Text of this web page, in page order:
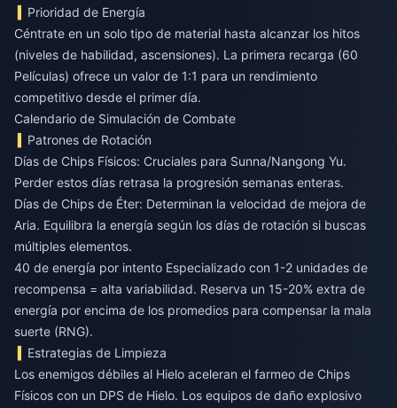
Prioridad de Energía
Céntrate en un solo tipo de material hasta alcanzar los hitos
(niveles de habilidad, ascensiones). La primera recarga (60
Películas) ofrece un valor de 1:1 para un rendimiento
competitivo desde el primer día.
Calendario de Simulación de Combate
Patrones de Rotación
Días de Chips Físicos: Cruciales para Sunna/Nangong Yu.
Perder estos días retrasa la progresión semanas enteras.
Días de Chips de Éter: Determinan la velocidad de mejora de
Aria. Equilibra la energía según los días de rotación si buscas
múltiples elementos.
40 de energía por intento Especializado con 1-2 unidades de
recompensa = alta variabilidad. Reserva un 15-20% extra de
energía por encima de los promedios para compensar la mala
suerte (RNG).
Estrategias de Limpieza
Los enemigos débiles al Hielo aceleran el farmeo de Chips
Físicos con un DPS de Hielo. Los equipos de daño explosivo